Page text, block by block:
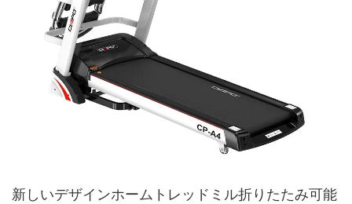
新しいデザインホームトレッドミル折りたたみ可能